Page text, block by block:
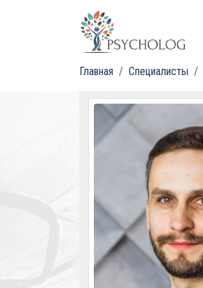
Главная Специалисты